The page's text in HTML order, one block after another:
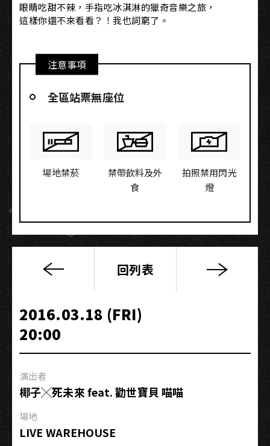
眼睛吃甜不辣，手指吃冰淇淋的獵奇音樂之旅，
這樣你還不來看看？！我也詞窮了。
注意事項
全區站票無座位
場地禁菸
禁帶飲料及外
食
拍照禁用閃光
燈
TOUR
“Go
to
the
10th
Taiwan!!!!!!!!!!”
回列表
2016.03.18 (FRI)
20:00
演出者
椰子╳死未來 feat. 勸世寶貝 喵喵
場地
LIVE WAREHOUSE